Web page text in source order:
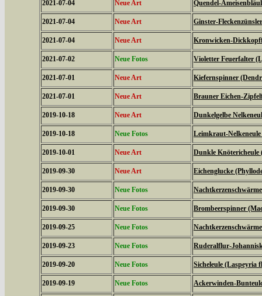
2021-07-04 Neue Art Quendel-
2021-07-04 Neue Art Ginster-
2021-07-04 Neue Art Kronwicken-
2021-07-02 Neue Fotos Violetter Feuerfalter
2021-07-01 Neue Art Kiefernspinner
2021-07-01 Neue Art Brauner Eichen-
2019-10-18 Neue Art Dunkelgelbe
2019-10-18 Neue Fotos Leimkraut-
2019-10-01 Neue Art Dunkle Knötericheule
2019-09-30 Neue Art Eichenglucke
2019-09-30 Neue Fotos
2019-09-30 Neue Fotos Brombeerspinner
2019-09-25 Neue Fotos
2019-09-23 Neue Fotos Ruderalflur-
2019-09-20 Neue Fotos Sicheleule (Laspeyria
2019-09-19 Neue Fotos Ackerwinden-